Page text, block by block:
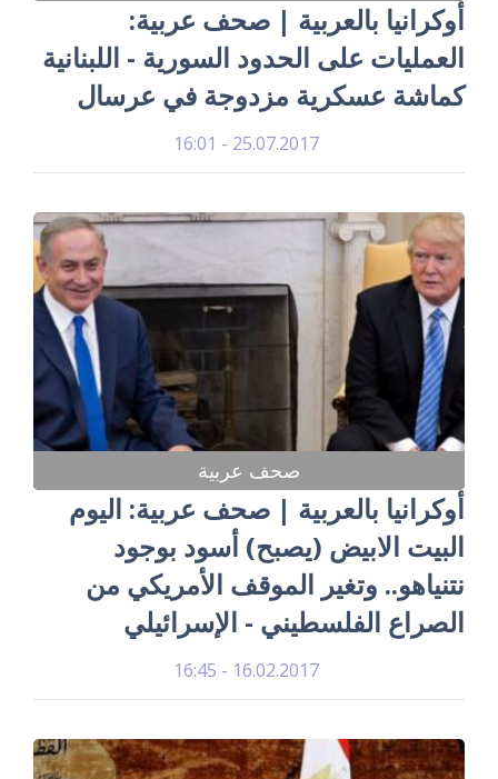
أوكرانيا بالعربية | صحف عربية:
العمليات على الحدود السورية - اللبنانية
كماشة عسكرية مزدوجة في عرسال
25.07.2017 - 16:01
صحف عربية
أوكرانيا بالعربية | صحف عربية: اليوم
البيت الابيض (يصبح) أسود بوجود
نتنياهو.. وتغير الموقف الأمريكي من
الصراع الفلسطيني - الإسرائيلي
16.02.2017 - 16:45